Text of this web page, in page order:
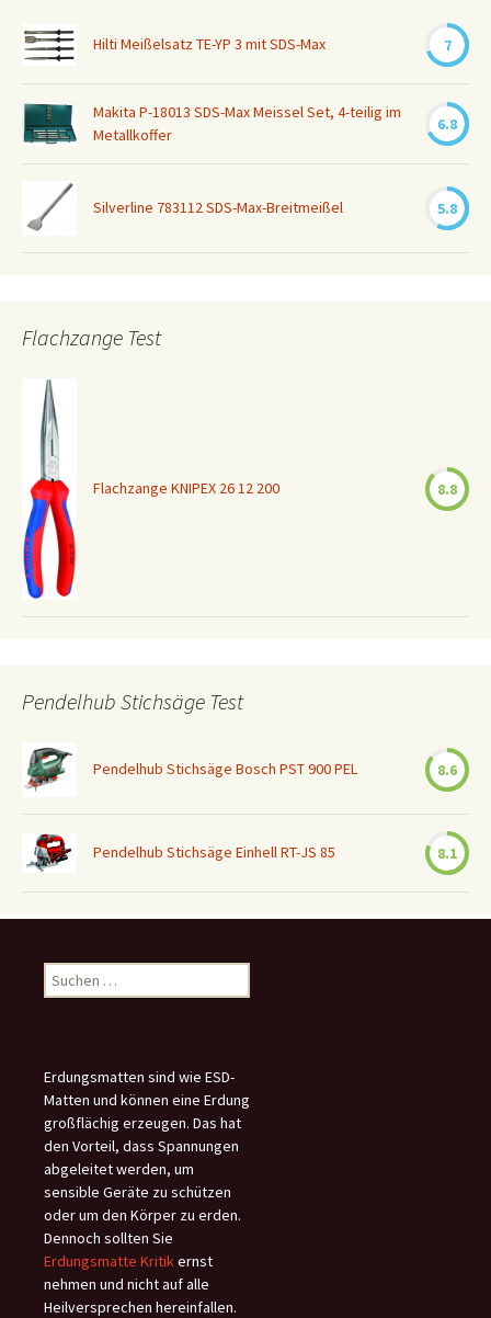
Hilti Meißelsatz TE-YP 3 mit SDS-Max 7
Makita P-18013 SDS-Max Meissel Set, 4-teilig im
Metallkoffer
6.8
Silverline 783112 SDS-Max-Breitmeißel 5.8
Flachzange Test
Flachzange KNIPEX 26 12 200 8.8
Pendelhub Stichsäge Test
Pendelhub Stichsäge Bosch PST 900 PEL 8.6
Pendelhub Stichsäge Einhell RT-JS 85 8.1
Suchen
nach:
Erdungsmatten sind wie ESD-
Matten und können eine Erdung
großflächig erzeugen. Das hat
den Vorteil, dass Spannungen
abgeleitet werden, um
sensible Geräte zu schützen
oder um den Körper zu erden.
Dennoch sollten Sie
Erdungsmatte Kritikernst
nehmen und nicht auf alle
Heilversprechen hereinfallen.